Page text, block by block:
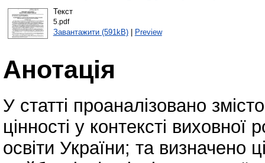
Текст
5.pdf
Завантажити (591kB)| Preview
Анотація
У статті проаналізовано
цінності у контексті
освіти України; та визначено